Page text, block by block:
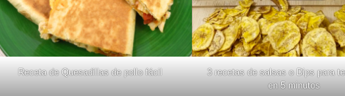
Receta de Quesadillas de pollo fácil
3 recetas de salsas o Dips para
en 5 minutos